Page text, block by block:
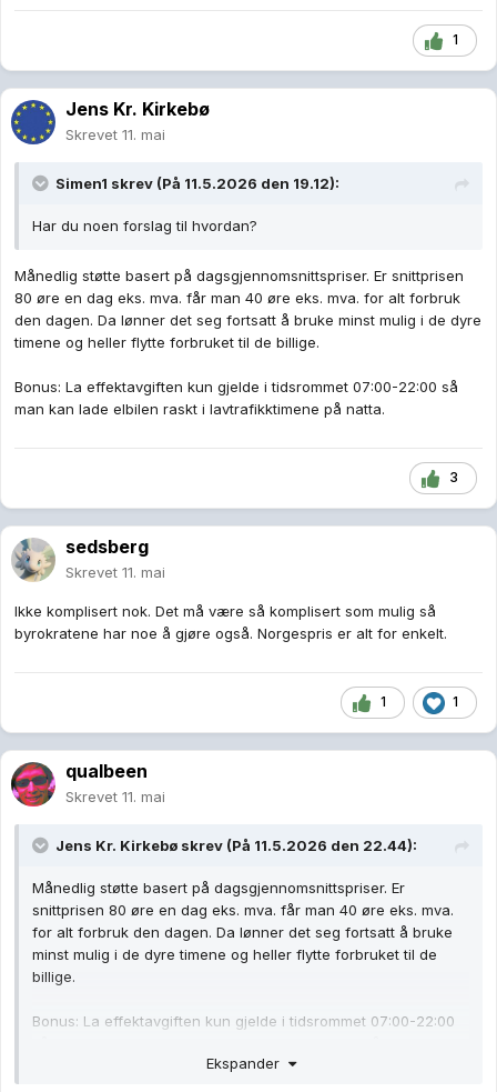
1
Jens Kr. Kirkebø
Skrevet 11. mai
Simen1 skrev (På 11.5.2026 den 19.12):
Har du noen forslag til hvordan?
Månedlig støtte basert på dagsgjennomsnittspriser. Er snittprisen
80 øre en dag eks. mva. får man 40 øre eks. mva. for alt forbruk
den dagen. Da lønner det seg fortsatt å bruke minst mulig i de dyre
timene og heller flytte forbruket til de billige.
Bonus: La effektavgiften kun gjelde i tidsrommet 07:00-22:00 så
man kan lade elbilen raskt i lavtrafikktimene på natta.
3
sedsberg
Skrevet 11. mai
Ikke komplisert nok. Det må være så komplisert som mulig så
byrokratene har noe å gjøre også. Norgespris er alt for enkelt.
1 1
qualbeen
Skrevet 11. mai
Jens Kr. Kirkebø skrev (På 11.5.2026 den 22.44):
Månedlig støtte basert på dagsgjennomsnittspriser. Er
snittprisen 80 øre en dag eks. mva. får man 40 øre eks. mva.
for alt forbruk den dagen. Da lønner det seg fortsatt å bruke
minst mulig i de dyre timene og heller flytte forbruket til de
billige.
Bonus: La effektavgiften kun gjelde i tidsrommet 07:00-22:00
Ekspander